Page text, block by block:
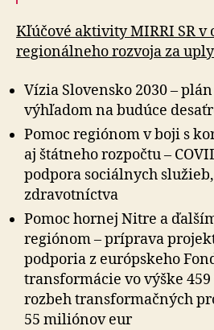
Kľúčové aktivity MIRRI SR v
regionálneho rozvoja za
Vízia Slovensko 2030 –
výhľadom na budúce
Pomoc regiónom v boji s
aj štátneho rozpočtu –
podpora sociálnych
zdravotníctva
Pomoc hornej Nitre a
regiónom – príprava
podporia z európskeho
transformácie vo výške
rozbeh transformačných
55 miliónov eur